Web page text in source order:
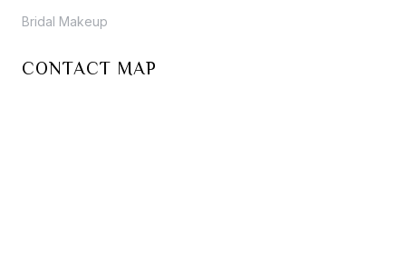
Bridal Makeup
CONTACT MAP